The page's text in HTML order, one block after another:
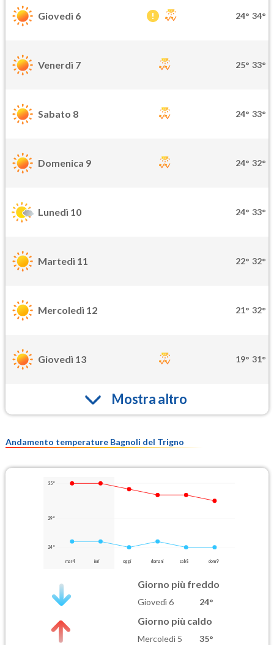
Giovedì 6 24° 34°
Venerdì 7 25° 33°
Sabato 8 24° 33°
Domenica 9 24° 32°
Lunedì 10 24° 33°
Martedì 11 22° 32°
Mercoledì 12 21° 32°
Giovedì 13 19° 31°
Mostra altro
Andamento temperature Bagnoli del Trigno
35°
29°
24°
mar 4 ieri oggi domani sab 8 dom 9
Giorno più freddo
Giovedì 6 24°
Giorno più caldo
Mercoledì 5 35°